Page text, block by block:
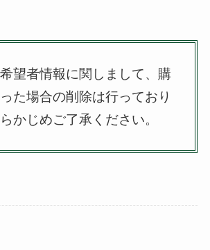
希望者情報に関しまして、購
た場合の削除は行っており
かじめご了承ください。